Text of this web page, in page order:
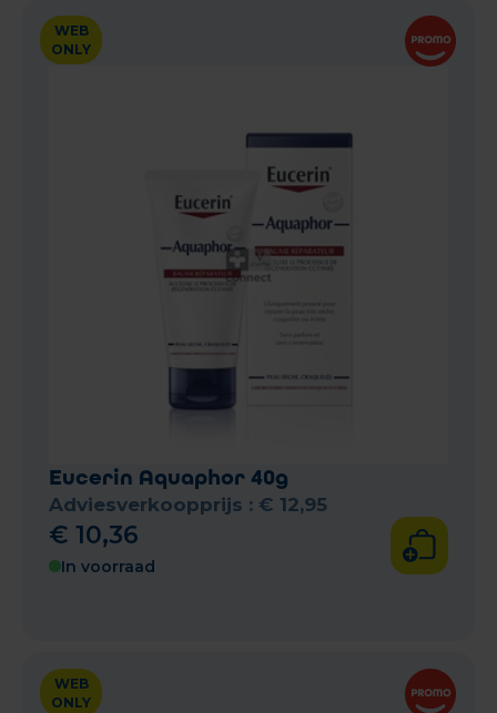
WEB
ONLY
Eucerin Aquaphor 40g
Adviesverkoopprijs : € 12,95
€ 10,36
In voorraad
WEB
ONLY